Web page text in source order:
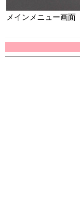
メインメニュー画面